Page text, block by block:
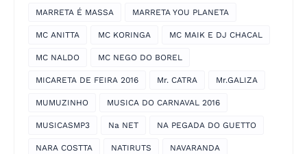
MARRETA É MASSA MARRETA YOU PLANETA
MC ANITTA MC KORINGA MC MAIK E DJ CHACAL
MC NALDO MC NEGO DO BOREL
MICARETA DE FEIRA 2016 Mr. CATRA Mr.GALIZA
MUMUZINHO MUSICA DO CARNAVAL 2016
MUSICASMP3 Na NET NA PEGADA DO GUETTO
NARA COSTTA NATIRUTS NAVARANDA